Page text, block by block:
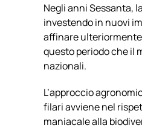
Negli anni Sessanta,
investendo in nuovi
affinare
questo periodo che il
nazionali.
L’approccio
filari avviene nel
maniacale alla